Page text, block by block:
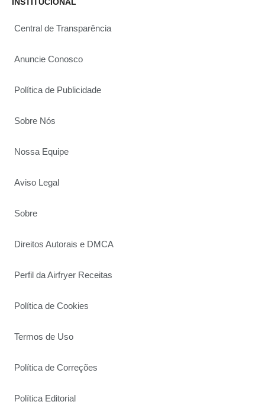
Central de Transparência
Anuncie Conosco
Política de Publicidade
Sobre Nós
Nossa Equipe
Aviso Legal
Sobre
Direitos Autorais e DMCA
Perfil da Airfryer Receitas
Política de Cookies
Termos de Uso
Política de Correções
Política Editorial